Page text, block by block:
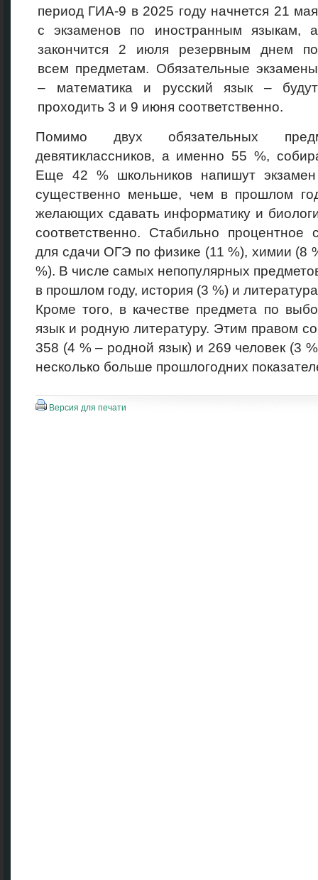
период ГИА-9 в 2025 году начнется 21 мая
с экзаменов по иностранным языкам, а
закончится 2 июля резервным днем по
всем предметам. Обязательные экзамены
– математика и русский язык – будут
проходить 3 и 9 июня соответственно.
Помимо двух обязательных
девятиклассников, а именно 55 %,
Еще 42 % школьников напишут
существенно меньше, чем в прошлом
желающих сдавать информатику и
соответственно. Стабильно
для сдачи ОГЭ по физике (11 %), химии (8
%). В числе самых непопулярных
в прошлом году, история (3 %) и
Кроме того, в качестве предмета по
язык и родную литературу. Этим правом
358 (4 % – родной язык) и 269 человек (3
несколько больше прошлогодних
Версия для печати